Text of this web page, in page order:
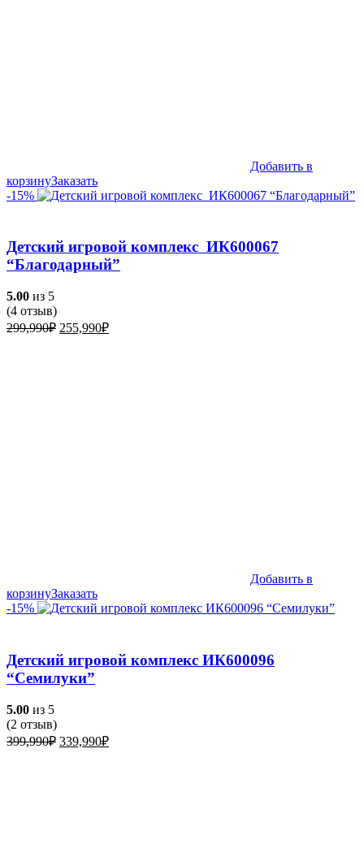
Добавить в
корзинуЗаказать
-15%
Детский игровой комплекс ИК600067
“Благодарный”
5.00 из 5
(4 отзыв)
299,990₽ Первоначальная
255,990₽Текущая
Добавить в
корзинуЗаказать
-15%
Детский игровой комплекс ИК600096
“Семилуки”
5.00 из 5
(2 отзыв)
399,990₽ Первоначальная
339,990₽Текущая